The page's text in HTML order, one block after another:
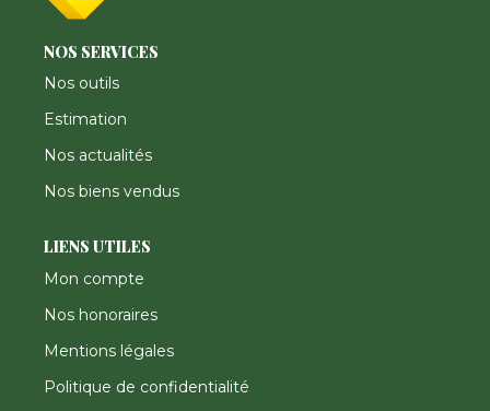
NOS SERVICES
Nos outils
Estimation
Nos actualités
Nos biens vendus
LIENS UTILES
Mon compte
Nos honoraires
Mentions légales
Politique de confidentialité